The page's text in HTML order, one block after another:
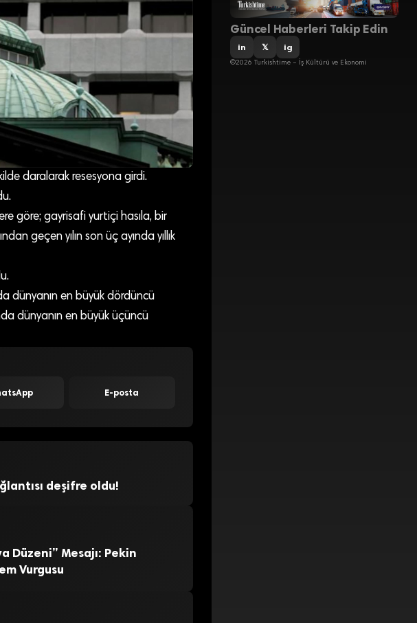
daralarak resesyona girdi.
göre; gayrisafi yurtiçi hasıla, bir
geçen yılın son üç ayında yıllık
dünyanın en büyük dördüncü
dünyanın en büyük üçüncü
E-posta
deşifre oldu!
Düzeni” Mesajı: Pekin
Vurgusu
Güncel Haberleri Takip Edin
in 𝕏 ig
©2026 Turkishtime – İş Kültürü ve Ekonomi